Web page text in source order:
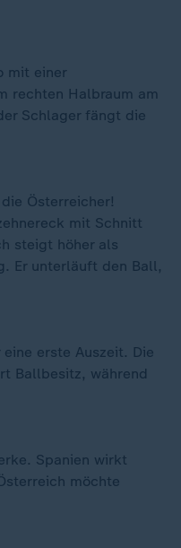
mit einer
rechten Halbraum am
Schlager fängt die
Österreicher!
mit Schnitt
steigt höher als
Er unterläuft den Ball,
erste Auszeit. Die
Ballbesitz, während
Spanien wirkt
möchte